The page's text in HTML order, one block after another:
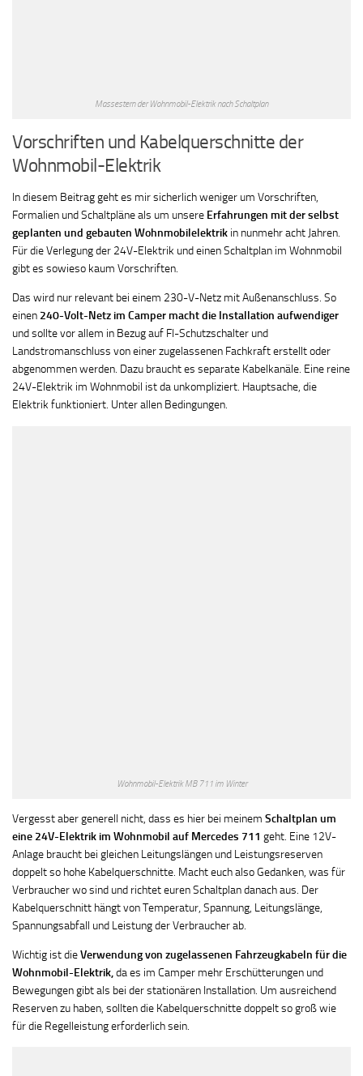
Massestern der Wohnmobil-Elektrik nach Schaltplan
Vorschriften und Kabelquerschnitte der
Wohnmobil-Elektrik
In diesem Beitrag geht es mir sicherlich weniger um Vorschriften,
Formalien und Schaltpläne als um unsere Erfahrungen mit der selbst
geplanten und gebauten Wohnmobilelektrik in nunmehr acht Jahren.
Für die Verlegung der 24V-Elektrik und einen Schaltplan im Wohnmobil
gibt es sowieso kaum Vorschriften.
Das wird nur relevant bei einem 230-V-Netz mit Außenanschluss. So
einen 240-Volt-Netz im Camper macht die Installation aufwendiger
und sollte vor allem in Bezug auf FI-Schutzschalter und
Landstromanschluss von einer zugelassenen Fachkraft erstellt oder
abgenommen werden. Dazu braucht es separate Kabelkanäle. Eine reine
24V-Elektrik im Wohnmobil ist da unkompliziert. Hauptsache, die
Elektrik funktioniert. Unter allen Bedingungen.
Wohnmobil-Elektrik MB 711 im Winter
Vergesst aber generell nicht, dass es hier bei meinem Schaltplan um
eine 24V-Elektrik im Wohnmobil auf Mercedes 711 geht. Eine 12V-
Anlage braucht bei gleichen Leitungslängen und Leistungsreserven
doppelt so hohe Kabelquerschnitte. Macht euch also Gedanken, was für
Verbraucher wo sind und richtet euren Schaltplan danach aus. Der
Kabelquerschnitt hängt von Temperatur, Spannung, Leitungslänge,
Spannungsabfall und Leistung der Verbraucher ab.
Wichtig ist dieVerwendung von zugelassenen Fahrzeugkabeln für die
Wohnmobil-Elektrik,da es im Camper mehr Erschütterungen und
Bewegungen gibt als bei der stationären Installation. Um ausreichend
Reserven zu haben, sollten die Kabelquerschnitte doppelt so groß wie
für die Regelleistung erforderlich sein.